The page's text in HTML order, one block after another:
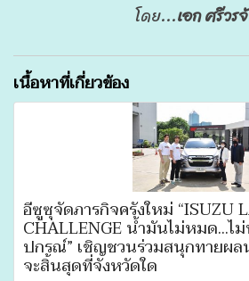
โดย...เอก ศรีวร
เนื้อหาที่เกี่ยวข้อง
อีซูซุจัดภารกิจครั้งใหม่ “ISUZU
CHALLENGE น้ำมันไม่หมด...
ปกรณ์” เชิญชวนร่วมสนุกทายผ
จะสิ้นสุดที่จังหวัดใด